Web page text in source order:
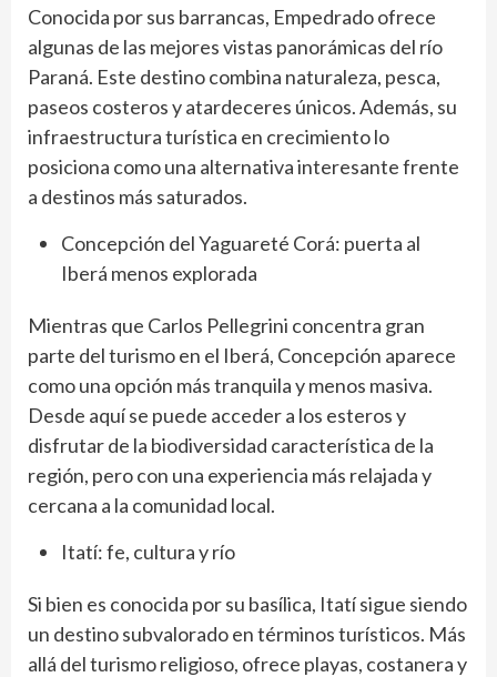
Conocida por sus barrancas, Empedrado ofrece
algunas de las mejores vistas panorámicas del río
Paraná. Este destino combina naturaleza, pesca,
paseos costeros y atardeceres únicos. Además, su
infraestructura turística en crecimiento lo
posiciona como una alternativa interesante frente
a destinos más saturados.
Concepción del Yaguareté Corá: puerta al
Iberá menos explorada
Mientras que Carlos Pellegrini concentra gran
parte del turismo en el Iberá, Concepción aparece
como una opción más tranquila y menos masiva.
Desde aquí se puede acceder a los esteros y
disfrutar de la biodiversidad característica de la
región, pero con una experiencia más relajada y
cercana a la comunidad local.
Itatí: fe, cultura y río
Si bien es conocida por su basílica, Itatí sigue siendo
un destino subvalorado en términos turísticos. Más
allá del turismo religioso, ofrece playas, costanera y